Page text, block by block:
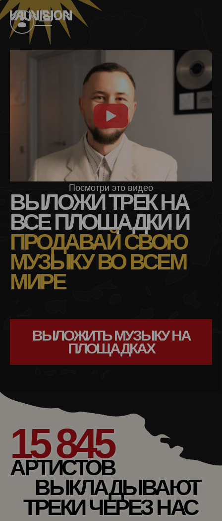
ВЫЛОЖИ ТРЕК НА
ВСЕ ПЛОЩАДКИ И
ПРОДАВАЙ СВОЮ
МУЗЫКУ ВО ВСЕМ
МИРЕ
ВЫЛОЖИТЬ МУЗЫКУ НА
ПЛОЩАДКАХ
Посмотри это видео
15 845
АРТИСТОВ
ВЫКЛАДЫВАЮТ
ТРЕКИ ЧЕРЕЗ НАС